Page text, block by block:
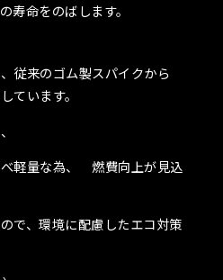
寿命をのばします。
従来のゴム製スパイクから
ています。
軽量な為、 燃費向上が見込
で、環境に配慮したエコ対策